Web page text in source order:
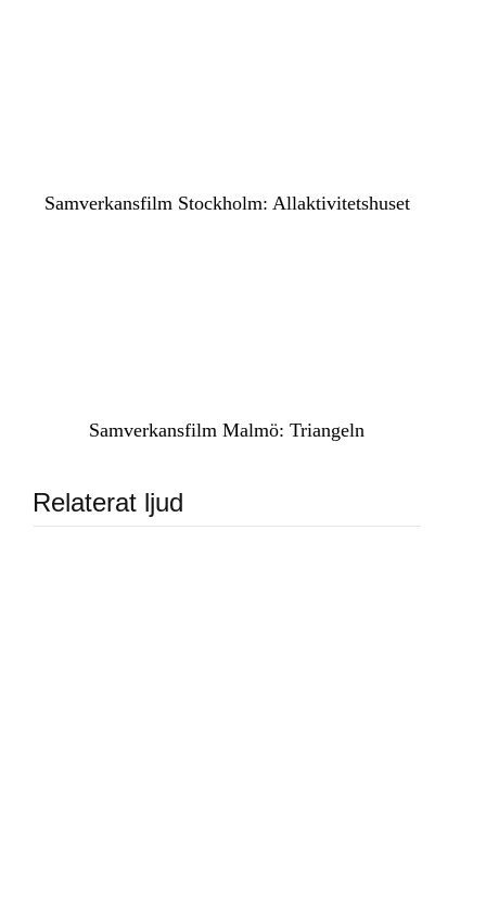
Samverkansfilm Stockholm: Allaktivitetshuset
Samverkansfilm Malmö: Triangeln
Relaterat ljud